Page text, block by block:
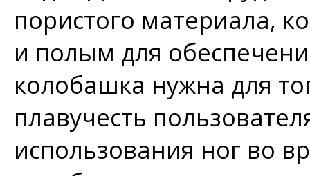
пористого материала,
и полым для
колобашка нужна для
плавучесть
использования ног во